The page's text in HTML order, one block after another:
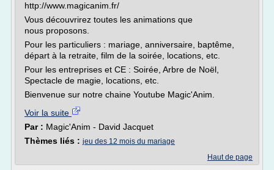
http://www.magicanim.fr/
Vous découvrirez toutes les animations que
nous proposons.
Pour les particuliers : mariage, anniversaire, baptême,
départ à la retraite, film de la soirée, locations, etc.
Pour les entreprises et CE : Soirée, Arbre de Noël,
Spectacle de magie, locations, etc.
Bienvenue sur notre chaine Youtube Magic'Anim.
Voir la suite
Par : Magic'Anim - David Jacquet
Thèmes liés : jeu des 12 mois du mariage
Haut de page